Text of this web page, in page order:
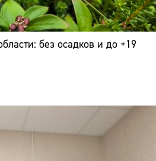
без осадков и до +19